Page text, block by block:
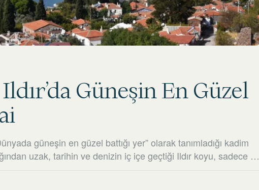
Güneşin En Güzel
güneşin en güzel battığı yer” olarak tanımladığı kadim
uzak, tarihin ve denizin iç içe geçtiği Ildır koyu, sadece bir
tam kalbinde, bu eşsiz gün batımını her gün yeniden